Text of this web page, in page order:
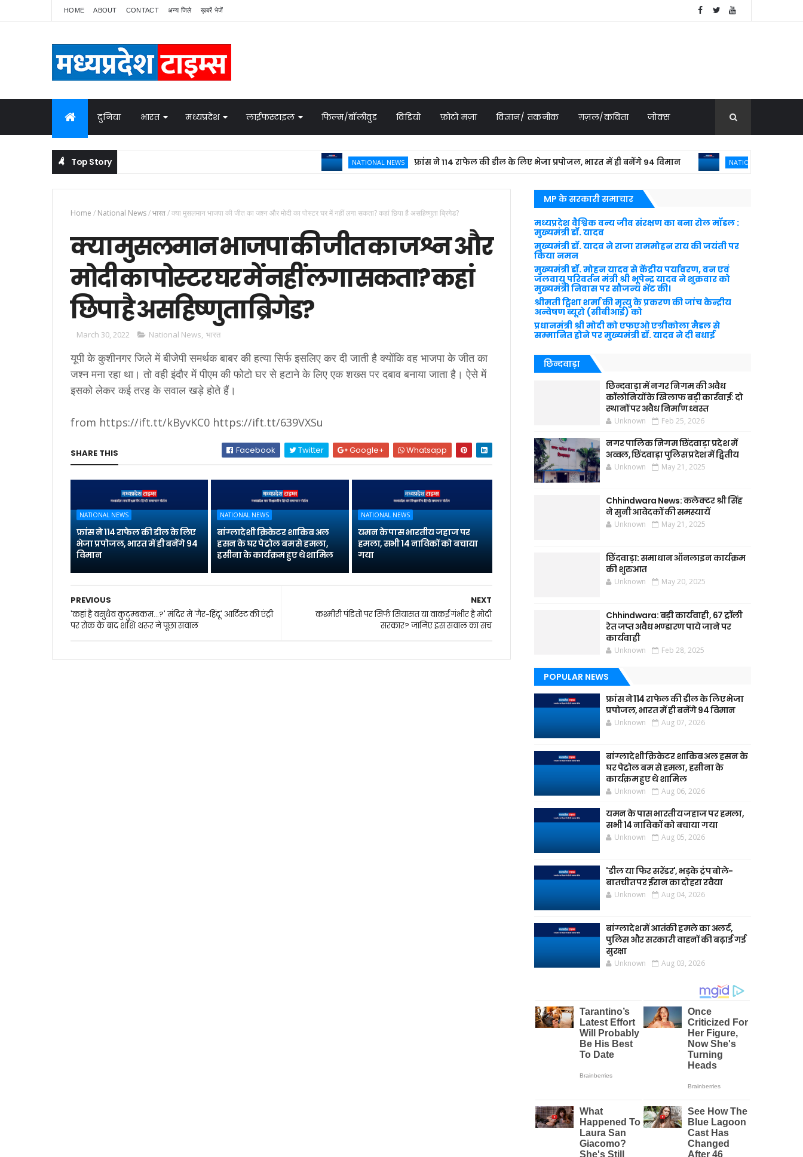
HOME ABOUT CONTACT अन्य जिले ख़बरें भेजें
दुनिया भारत मध्यप्रदेश लाईफस्टाइल फिल्म/बॉलीवुड विडियो फ़ोटो मज़ा विज्ञान/ तकनीक ग़ज़ल/कविता जोक्स
Top Story NATIONAL NEWS फ्रांस ने 114 राफेल की डील के लिए भेजा प्रपोजल, भारत में ही बनेंगे 94 विमान NATIONAL NEWS
Home / National News/भारत/क्या मुसलमान भाजपा की जीत का जश्न और मोदी का पोस्टर घर में नहीं लगा सकता? कहां छिपा है असहिष्णुता ब्रिगेड?
क्या मुसलमान भाजपा की जीत का जश्न और
मोदी का पोस्टर घर में नहीं लगा सकता? कहां
छिपा है असहिष्णुता ब्रिगेड?
March 30, 2022 National News, भारत
यूपी के कुशीनगर जिले में बीजेपी समर्थक बाबर की हत्या सिर्फ इसलिए कर दी जाती है क्योंकि वह भाजपा के जीत का
जश्न मना रहा था। तो वही इंदौर में पीएम की फोटो घर से हटाने के लिए एक शख्स पर दबाव बनाया जाता है। ऐसे में
इसको लेकर कई तरह के सवाल खड़े होते हैं।
from https://ift.tt/kByvKC0 https://ift.tt/639VXSu
SHARE THIS Facebook Twitter Google+ Whatsapp
NATIONAL NEWS
फ्रांस ने 114 राफेल की डील के लिए
भेजा प्रपोजल, भारत में ही बनेंगे 94
विमान
NATIONAL NEWS
बांग्लादेशी क्रिकेटर शाकिब अल
हसन के घर पेट्रोल बम से हमला,
हसीना के कार्यक्रम हुए थे शामिल
NATIONAL NEWS
यमन के पास भारतीय जहाज पर
हमला, सभी 14 नाविकों को बचाया
गया
NEXT
कश्‍मीरी पंडितों पर सिर्फ सियासत या वाकई गंभीर है मोदी
सरकार? जानिए इस सवाल का सच
PREVIOUS
'कहां है वसुधैव कुटुम्‍बकम...?' मंदिर में 'गैर-हिंदू' आर्टिस्‍ट की एंट्री
पर रोक के बाद शशि थरूर ने पूछा सवाल
MP के सरकारी समाचार
मध्यप्रदेश वैश्विक वन्य जीव संरक्षण का बना रोल मॉडल :
मुख्यमंत्री डॉ. यादव
मुख्यमंत्री डॉ. यादव ने राजा राममोहन राय की जयंती पर
किया नमन
मुख्यमंत्री डॉ. मोहन यादव से केंद्रीय पर्यावरण, वन एवं
जलवायु परिवर्तन मंत्री श्री भूपेन्द्र यादव ने शुक्रवार को
मुख्यमंत्री निवास पर सौजन्य भेंट की।
श्रीमती ट्विशा शर्मा की मृत्यु के प्रकरण की जांच केन्द्रीय
अन्वेषण ब्यूरो (सीबीआई) को
प्रधानमंत्री श्री मोदी को एफएओ एग्रीकोला मैडल से
सम्मानित होने पर मुख्यमंत्री डॉ. यादव ने दी बधाई
छिन्दवाड़ा
छिन्दवाड़ा में नगर निगम की अवैध
कॉलोनियों के खिलाफ बड़ी कार्रवाई: दो
स्थानों पर अवैध निर्माण ध्वस्त
Unknown Feb 25, 2026
नगर पालिक निगम छिंदवाड़ा प्रदेश में
अव्वल, छिंदवाड़ा पुलिस प्रदेश में द्वितीय
Unknown May 21, 2025
Chhindwara News: कलेक्टर श्री सिंह
ने सुनी आवेदकों की समस्यायें
Unknown May 21, 2025
छिंदवाड़ा: समाधान ऑनलाइन कार्यक्रम
की शुरुआत
Unknown May 20, 2025
Chhindwara: बड़ी कार्यवाही, 67 ट्रॉली
रेत जप्त अवैध भण्डारण पाये जाने पर
कार्यवाही
Unknown Feb 28, 2025
POPULAR NEWS
फ्रांस ने 114 राफेल की डील के लिए भेजा
प्रपोजल, भारत में ही बनेंगे 94 विमान
Unknown Aug 07, 2026
बांग्लादेशी क्रिकेटर शाकिब अल हसन के
घर पेट्रोल बम से हमला, हसीना के
कार्यक्रम हुए थे शामिल
Unknown Aug 06, 2026
यमन के पास भारतीय जहाज पर हमला,
सभी 14 नाविकों को बचाया गया
Unknown Aug 05, 2026
'डील या फिर सरेंडर', भड़के ट्रंप बोले-
बातचीत पर ईरान का दोहरा रवैया
Unknown Aug 04, 2026
बांग्लादेश में आतंकी हमले का अलर्ट,
पुलिस और सरकारी वाहनों की बढ़ाई गई
सुरक्षा
Unknown Aug 03, 2026